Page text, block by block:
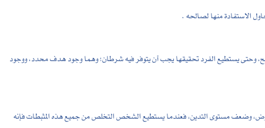
الاستفادة منها لصالحه .
وحتى يستطيع الفرد تحقيقها يجب أن يتوفر فيه شرطان؛ وهما وجود هدف محدد، ووجود
وضعف مستوى التدين، فعندما يستطيع الشخص التخلص من جميع هذه المثبطات فإنه